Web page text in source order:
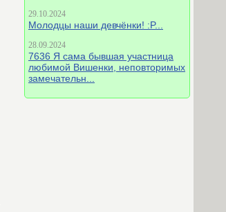
29.10.2024
Молодцы наши девчёнки! :P...
28.09.2024
7636 Я сама бывшая участница
любимой Вишенки, неповторимых
замечательн...